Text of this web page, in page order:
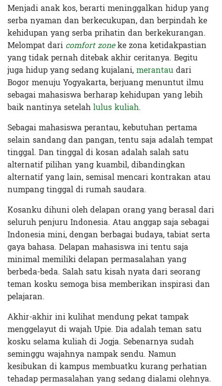
Menjadi anak kos, berarti meninggalkan hidup yang
serba nyaman dan berkecukupan, dan berpindah ke
kehidupan yang serba prihatin dan berkekurangan.
Melompat dari comfort zoneke zona ketidakpastian
yang tidak pernah ditebak akhir ceritanya. Begitu
juga hidup yang sedang kujalani,merantaudari
Bogor menuju Yogyakarta, berjuang menuntut ilmu
sebagai mahasiswa berharap kehidupan yang lebih
baik nantinya setelahlulus kuliah.
Sebagai mahasiswa perantau, kebutuhan pertama
selain sandang dan pangan, tentu saja adalah tempat
tinggal. Dan tinggal di kosan adalah salah satu
alternatif pilihan yang kuambil, dibandingkan
alternatif yang lain, semisal mencari kontrakan atau
numpang tinggal di rumah saudara.
Kosanku dihuni oleh delapan orang yang berasal dari
seluruh penjuru Indonesia. Atau anggap saja sebagai
Indonesia mini, dengan berbagai budaya, tabiat serta
gaya bahasa. Delapan mahasiswa ini tentu saja
minimal memiliki delapan permasalahan yang
berbeda-beda. Salah satu kisah nyata dari seorang
teman kosku semoga bisa memberikan inspirasi dan
pelajaran.
Akhir-akhir ini kulihat mendung pekat tampak
menggelayut di wajah Upie. Dia adalah teman satu
kosku selama kuliah di Jogja. Sebenarnya sudah
seminggu wajahnya nampak sendu. Namun
kesibukan di kampus membuatku kurang perhatian
tehadap permasalahan yang sedang dialami olehnya.